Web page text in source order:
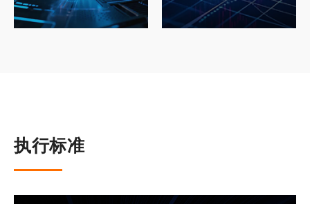
执行标准